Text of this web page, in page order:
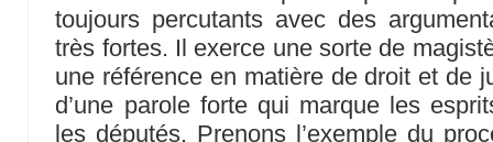
toujours percutants avec des
très fortes. Il exerce une sorte de
une référence en matière de droit et de
d’une parole forte qui marque les
les députés. Prenons l’exemple du